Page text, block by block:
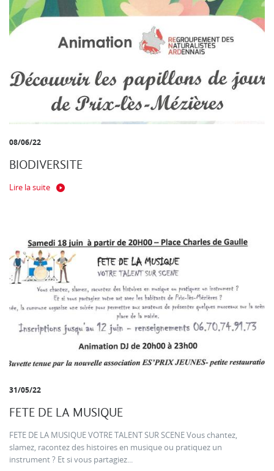
08/06/22
BIODIVERSITE
Lire la suite
31/05/22
FETE DE LA MUSIQUE
FETE DE LA MUSIQUE VOTRE TALENT SUR SCENE Vous chantez,
slamez, racontez des histoires en musique ou pratiquez un
instrument ? Et si vous partagiez...